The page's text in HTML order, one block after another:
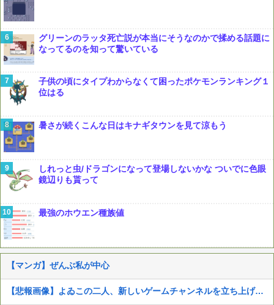
グリーンのラッタ死亡説が本当にそうなのかで揉める話題に
なってるのを知って驚いている
子供の頃にタイプわからなくて困ったポケモンランキング１
位はる
暑さが続くこんな日はキナギタウンを見て涼もう
しれっと虫/ドラゴンになって登場しないかな ついでに色眼
鏡辺りも貰って
最強のホウエン種族値
【マンガ】ぜんぶ私が中心
【悲報画像】よゐこの二人、新しいゲームチャンネルを立ち上げるwwww